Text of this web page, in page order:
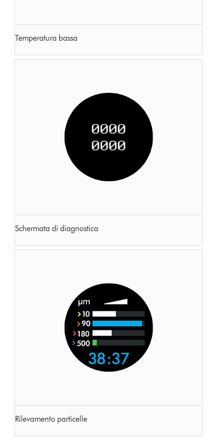
Temperatura bassa
Schermata di diagnostica
Rilevamento particelle